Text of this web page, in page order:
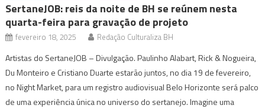
SertaneJOB: reis da noite de BH se reúnem nesta
quarta-feira para gravação de projeto
fevereiro 18, 2025 Redação Culturaliza BH
Artistas do SertaneJOB – Divulgação. Paulinho Alabart, Rick & Nogueira,
Du Monteiro e Cristiano Duarte estarão juntos, no dia 19 de fevereiro,
no Night Market, para um registro audiovisual Belo Horizonte será palco
de uma experiência única no universo do sertanejo. Imagine uma